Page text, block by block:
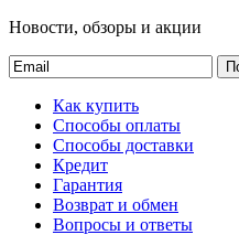
Новости, обзоры и акции
Как купить
Способы оплаты
Способы доставки
Кредит
Гарантия
Возврат и обмен
Вопросы и ответы